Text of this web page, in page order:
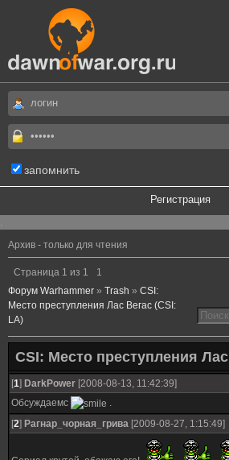
запомнить
Регистрация
.
Архив - только для чтения
Страница 1 из 1
1
Форум Warhammer » Trash » CSI:
Место преступления Лас Вегас (CSI:
LA)
CSI: Место преступления
[1] DarkPower [2008-08-13, 11:42:39]
Обсуждаемс
.
[2] Рагнар_чорная_грива [2009-08-27, 1:15:49]